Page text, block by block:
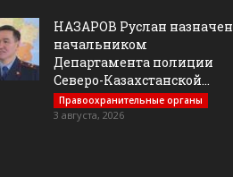
НАЗАРОВ Руслан назначен
начальником
Департамента полиции
Северо-Казахстанской...
Правоохранительные органы
3 августа, 2026